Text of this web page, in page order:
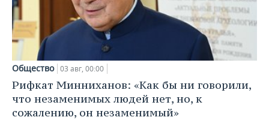
Общество 03 авг, 00:00
Рифкат Минниханов: «Как бы ни говорили,
что незаменимых людей нет, но, к
сожалению, он незаменимый»